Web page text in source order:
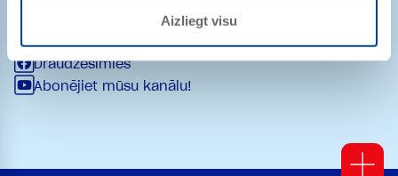
Aizliegt visu
Draudzēsimies
Abonējiet mūsu kanālu!